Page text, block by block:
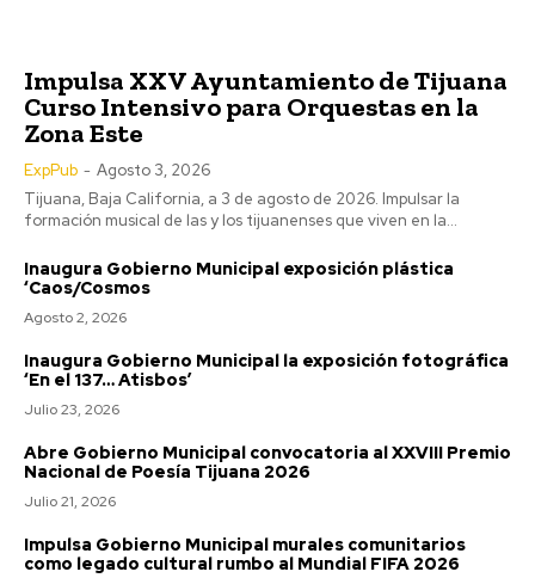
Impulsa XXV Ayuntamiento de Tijuana
Curso Intensivo para Orquestas en la
Zona Este
ExpPub - Agosto 3, 2026
Tijuana, Baja California, a 3 de agosto de 2026. Impulsar la
formación musical de las y los tijuanenses que viven en la...
Inaugura Gobierno Municipal exposición plástica
‘Caos/Cosmos
Agosto 2, 2026
Inaugura Gobierno Municipal la exposición fotográfica
‘En el 137… Atisbos’
Julio 23, 2026
Abre Gobierno Municipal convocatoria al XXVIII Premio
Nacional de Poesía Tijuana 2026
Julio 21, 2026
Impulsa Gobierno Municipal murales comunitarios
como legado cultural rumbo al Mundial FIFA 2026